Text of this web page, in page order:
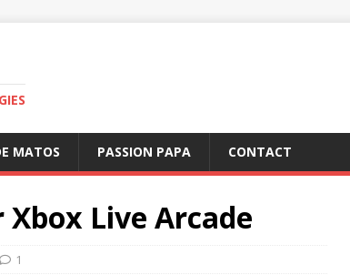
MATOS PASSION PAPA CONTACT
Live Arcade
1